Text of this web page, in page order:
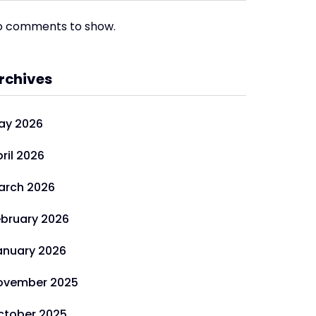
comments to show.
2026
2026
2026
2026
2026
2025